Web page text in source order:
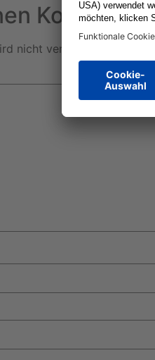
nicht veröffentlicht.